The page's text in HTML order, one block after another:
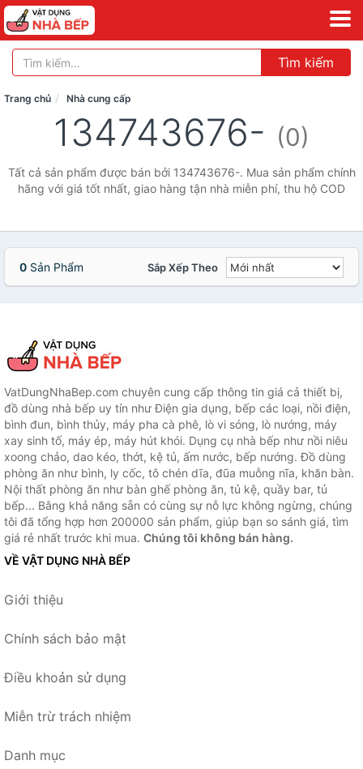
Tìm kiếm
Trang chủ Nhà cung cấp
134743676- (0)
Tất cả sản phẩm được bán bởi 134743676-. Mua sản phẩm chính
hãng với giá tốt nhất, giao hàng tận nhà miễn phí, thu hộ COD
0 Sản Phẩm Sắp Xếp Theo
VatDungNhaBep.com chuyên cung cấp thông tin giá cả thiết bị,
đồ dùng nhà bếp uy tín như Điện gia dụng, bếp các loại, nồi điện,
bình đun, bình thủy, máy pha cà phê, lò vi sóng, lò nướng, máy
xay sinh tố, máy ép, máy hút khói. Dụng cụ nhà bếp như nồi niêu
xoong chảo, dao kéo, thớt, kệ tủ, ấm nước, bếp nướng. Đồ dùng
phòng ăn như bình, ly cốc, tô chén dĩa, đũa muỗng nĩa, khăn bàn.
Nội thất phòng ăn như bàn ghế phòng ăn, tủ kệ, quầy bar, tủ
bếp... Bằng khả năng sẵn có cùng sự nỗ lực không ngừng, chúng
tôi đã tổng hợp hơn 200000 sản phẩm, giúp bạn so sánh giá, tìm
giá rẻ nhất trước khi mua. Chúng tôi không bán hàng.
VỀ VẬT DỤNG NHÀ BẾP
Giới thiệu
Chính sách bảo mật
Điều khoản sử dụng
Miễn trừ trách nhiệm
Danh mục